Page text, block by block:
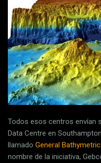
Todos esos centros envían
Data Centre en
llamado General
nombre de la iniciativa,